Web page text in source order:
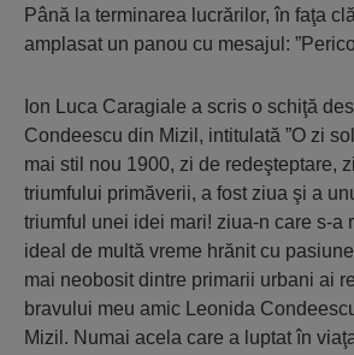
Până la terminarea lucrărilor, în faţa
amplasat un panou cu mesajul:
Ion Luca Caragiale a scris o schiţă
Condeescu din Mizil, intitulată ”O zi
mai stil nou 1900, zi de redeşteptare,
triumfului primăverii, a fost ziua şi a
triumful unei idei mari! ziua-n care s-a
ideal de multă vreme hrănit cu
mai neobosit dintre primarii urbani ai
bravului meu amic Leonida
Mizil. Numai acela care a luptat în